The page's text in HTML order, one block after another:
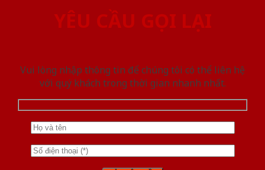
YÊU CẦU GỌI LẠI
Vui lòng nhập thông tin để chúng tôi có thể liên hệ
với quý khách trong thời gian nhanh nhất.